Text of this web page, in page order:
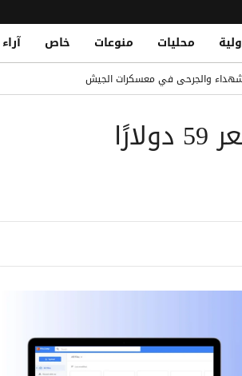
محليات منوعات خاص آراء
والجرحى في معسكرات الجيش
تخزين سحابي مدى الحياة: 2 تيرابايت بسعر 59 دولارًا